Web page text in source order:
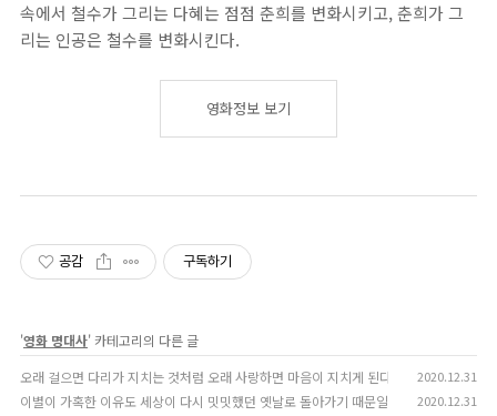
속에서 철수가 그리는 다혜는 점점 춘희를 변화시키고, 춘희가 그
리는 인공은 철수를 변화시킨다.
영화정보 보기
공감 구독하기
'영화 명대사' 카테고리의 다른 글
오래 걸으면 다리가 지치는 것처럼 오래 사랑하면 마음이 지치게 된다. 그러나 난 회복
2020.12.31
이별이 가혹한 이유도 세상이 다시 밋밋했던 옛날로 돌아가기 때문일 겁니다. (0)
2020.12.31